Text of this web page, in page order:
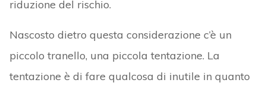
riduzione del rischio.
Nascosto dietro questa considerazione c’è un
piccolo tranello, una piccola tentazione. La
tentazione è di fare qualcosa di inutile in quanto